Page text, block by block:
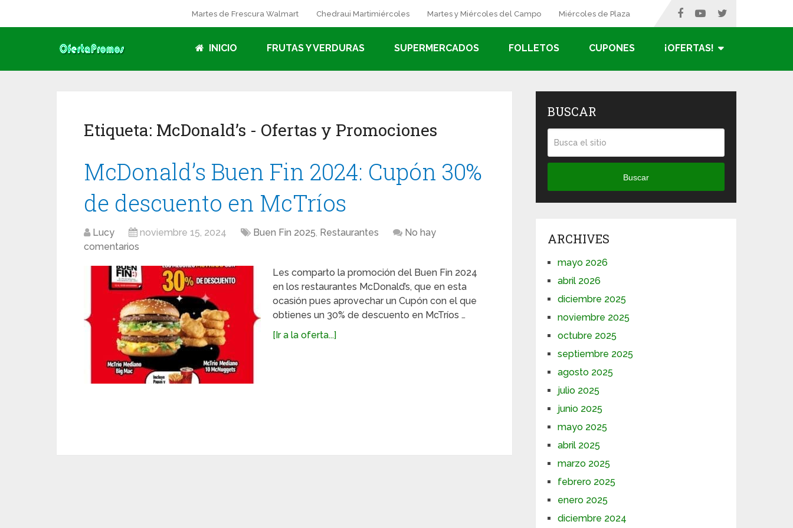
Martes de Frescura Walmart Chedraui Martimiércoles Martes y Miércoles del Campo Miércoles de Plaza
INICIO FRUTAS Y VERDURAS SUPERMERCADOS FOLLETOS CUPONES ¡OFERTAS!
Etiqueta: McDonald’s - Ofertas y Promociones
McDonald’s Buen Fin 2024: Cupón 30%
de descuento en McTríos
Lucy noviembre 15, 2024 Buen Fin 2025, Restaurantes
No hay
comentarios
Les comparto la promoción del Buen Fin 2024
en los restaurantes McDonald’s, que en esta
ocasión pues aprovechar un Cupón con el que
obtienes un 30% de descuento en McTríos …
[Ir a la oferta...]
BUSCAR
Buscar
ARCHIVES
mayo 2026
abril 2026
diciembre 2025
noviembre 2025
octubre 2025
septiembre 2025
agosto 2025
julio 2025
junio 2025
mayo 2025
abril 2025
marzo 2025
febrero 2025
enero 2025
diciembre 2024